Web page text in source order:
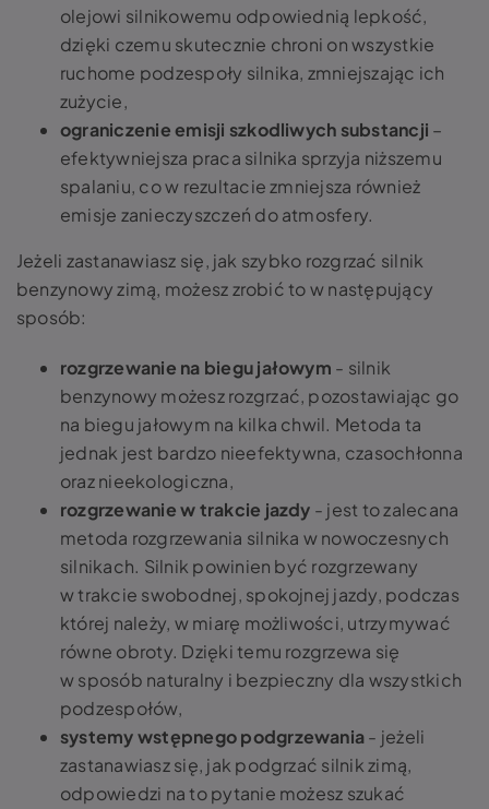
olejowi silnikowemu odpowiednią lepkość,
dzięki czemu skutecznie chroni on wszystkie
ruchome podzespoły silnika, zmniejszając ich
zużycie,
ograniczenie emisji szkodliwych substancji –
efektywniejsza praca silnika sprzyja niższemu
spalaniu, co w rezultacie zmniejsza również
emisje zanieczyszczeń do atmosfery.
Jeżeli zastanawiasz się, jak szybko rozgrzać silnik
benzynowy zimą, możesz zrobić to w następujący
sposób:
rozgrzewanie na biegu jałowym - silnik
benzynowy możesz rozgrzać, pozostawiając go
na biegu jałowym na kilka chwil. Metoda ta
jednak jest bardzo nieefektywna, czasochłonna
oraz nieekologiczna,
rozgrzewanie w trakcie jazdy - jest to zalecana
metoda rozgrzewania silnika w nowoczesnych
silnikach. Silnik powinien być rozgrzewany
w trakcie swobodnej, spokojnej jazdy, podczas
której należy, w miarę możliwości, utrzymywać
równe obroty. Dzięki temu rozgrzewa się
w sposób naturalny i bezpieczny dla wszystkich
podzespołów,
systemy wstępnego podgrzewania- jeżeli
zastanawiasz się, jak podgrzać silnik zimą,
odpowiedzi na to pytanie możesz szukać